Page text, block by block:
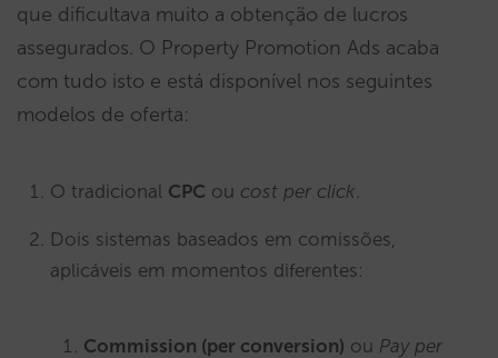
que dificultava muito a obtenção de lucros
assegurados. O Property Promotion Ads acaba
com tudo isto e está disponível nos seguintes
modelos de oferta:
O tradicional CPC ou cost per click
Dois sistemas baseados em comissões,
aplicáveis em momentos diferentes:
Commission (per conversion) ou Pay per